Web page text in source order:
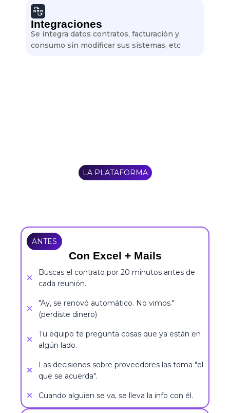
Integraciones
Se integra datos contratos, facturación y
consumo sin modificar sus sistemas, etc
LA PLATAFORMA
ANTES
Con Excel + Mails
Buscas el contrato por 20 minutos antes de
cada reunión.
"Ay, se renovó automático. No vimos."
(perdiste dinero)
Tu equipo te pregunta cosas que ya están en
algún lado.
Las decisiones sobre proveedores las toma "el
que se acuerda".
Cuando alguien se va, se lleva la info con él.